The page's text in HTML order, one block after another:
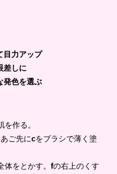
目力アップ
差しに
発色を選ぶ
を作る。
ご先にcをブラシで薄く塗
体をとかす。fの右上のくす